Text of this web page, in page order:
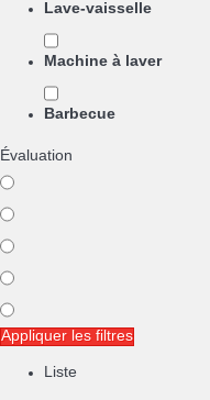
Lave-vaisselle
Machine à laver
Barbecue
Évaluation
Appliquer les filtres
Liste